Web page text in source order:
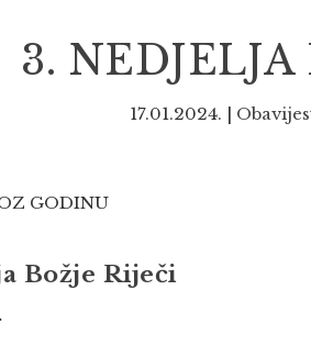
3.
17.01.2024. |
Božje Riječi